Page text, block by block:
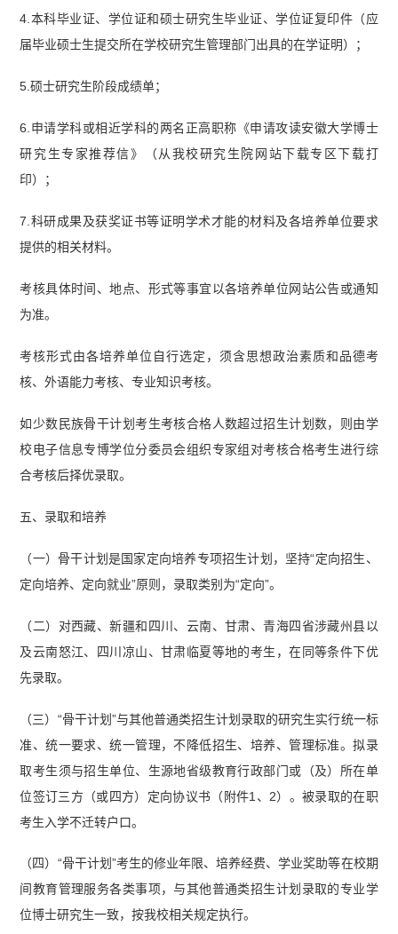
4.本科毕业证、学位证和硕士研究生毕业证、学位证复印件（应
届毕业硕士生提交所在学校研究生管理部门出具的在学证明）；
5.硕士研究生阶段成绩单；
6.申请学科或相近学科的两名正高职称《申请攻读安徽大学博士
研究生专家推荐信》（从我校研究生院网站下载专区下载打
印）；
7.科研成果及获奖证书等证明学术才能的材料及各培养单位要求
提供的相关材料。
考核具体时间、地点、形式等事宜以各培养单位网站公告或通知
为准。
考核形式由各培养单位自行选定，须含思想政治素质和品德考
核、外语能力考核、专业知识考核。
如少数民族骨干计划考生考核合格人数超过招生计划数，则由学
校电子信息专博学位分委员会组织专家组对考核合格考生进行综
合考核后择优录取。
五、录取和培养
（一）骨干计划是国家定向培养专项招生计划，坚持“定向招生、
定向培养、定向就业”原则，录取类别为“定向”。
（二）对西藏、新疆和四川、云南、甘肃、青海四省涉藏州县以
及云南怒江、四川凉山、甘肃临夏等地的考生，在同等条件下优
先录取。
（三）“骨干计划”与其他普通类招生计划录取的研究生实行统一标
准、统一要求、统一管理，不降低招生、培养、管理标准。拟录
取考生须与招生单位、生源地省级教育行政部门或（及）所在单
位签订三方（或四方）定向协议书（附件1、2）。被录取的在职
考生入学不迁转户口。
（四）“骨干计划”考生的修业年限、培养经费、学业奖助等在校期
间教育管理服务各类事项，与其他普通类招生计划录取的专业学
位博士研究生一致，按我校相关规定执行。